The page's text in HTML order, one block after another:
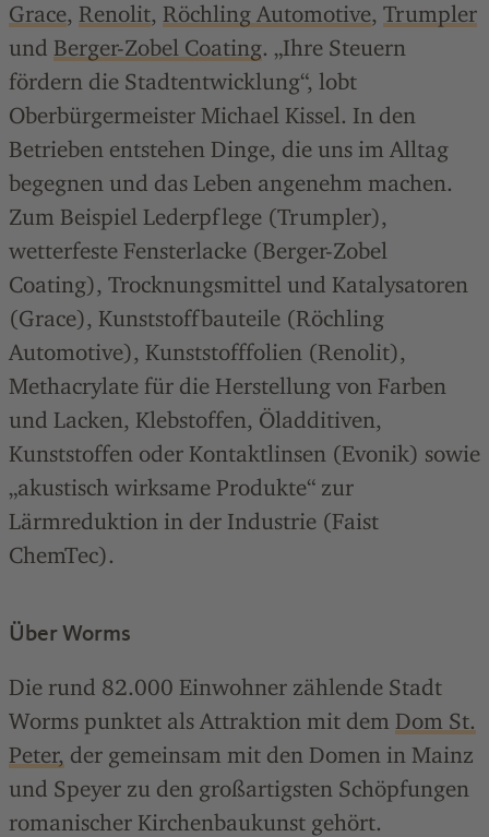
Grace, Renolit, Röchling Automotive, Trumpler
und Berger-Zobel Coating. „Ihre Steuern
fördern die Stadtentwicklung“, lobt
Oberbürgermeister Michael Kissel. In den
Betrieben entstehen Dinge, die uns im Alltag
begegnen und das Leben angenehm machen.
Zum Beispiel Lederpflege (Trumpler),
wetterfeste Fensterlacke (Berger-Zobel
Coating), Trocknungsmittel und Katalysatoren
(Grace), Kunststoffbauteile (Röchling
Automotive), Kunststofffolien (Renolit),
Methacrylate für die Herstellung von Farben
und Lacken, Klebstoffen, Öladditiven,
Kunststoffen oder Kontaktlinsen (Evonik) sowie
„akustisch wirksame Produkte“ zur
Lärmreduktion in der Industrie (Faist
ChemTec).
Über Worms
Die rund 82.000 Einwohner zählende Stadt
Worms punktet als Attraktion mit dem Dom St.
Peter, der gemeinsam mit den Domen in Mainz
und Speyer zu den großartigsten Schöpfungen
romanischer Kirchenbaukunst gehört.